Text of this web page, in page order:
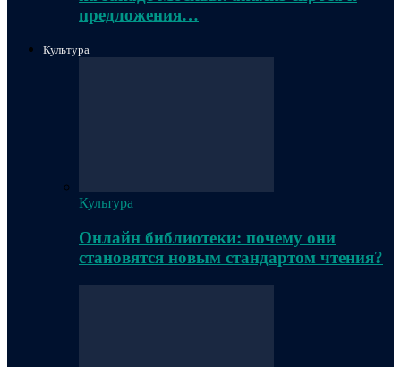
предложения…
Культура
Культура
Онлайн библиотеки: почему они
становятся новым стандартом чтения?